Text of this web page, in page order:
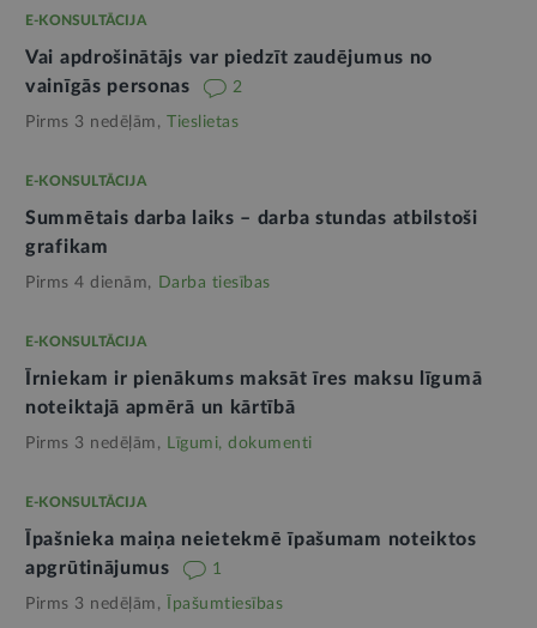
E-KONSULTĀCIJA
Vai apdrošinātājs var piedzīt zaudējumus no
vainīgās personas
2
Pirms 3 nedēļām, Tieslietas
E-KONSULTĀCIJA
Summētais darba laiks – darba stundas atbilstoši
grafikam
Pirms 4 dienām, Darba tiesības
E-KONSULTĀCIJA
Īrniekam ir pienākums maksāt īres maksu līgumā
noteiktajā apmērā un kārtībā
Pirms 3 nedēļām, Līgumi, dokumenti
E-KONSULTĀCIJA
Īpašnieka maiņa neietekmē īpašumam noteiktos
apgrūtinājumus
1
Pirms 3 nedēļām, Īpašumtiesības